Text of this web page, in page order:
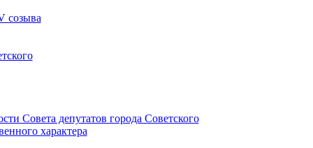
созыва
Совета депутатов города Советского
характера